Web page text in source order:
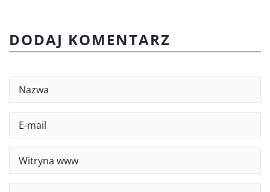
DODAJ KOMENTARZ